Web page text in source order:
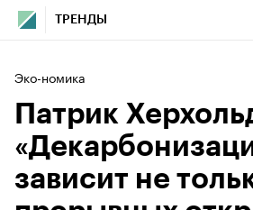
ТРЕНДЫ
Эко-номика
Патрик
зависит не